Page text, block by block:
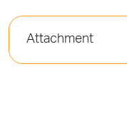
Attachment